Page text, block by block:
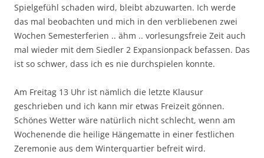
Spielgefühl schaden wird, bleibt abzuwarten. Ich werde
das mal beobachten und mich in den verbliebenen zwei
Wochen Semesterferien .. ähm .. vorlesungsfreie Zeit auch
mal wieder mit dem Siedler 2 Expansionpack befassen. Das
ist so schwer, dass ich es nie durchspielen konnte.
Am Freitag 13 Uhr ist nämlich die letzte Klausur
geschrieben und ich kann mir etwas Freizeit gönnen.
Schönes Wetter wäre natürlich nicht schlecht, wenn am
Wochenende die heilige Hängematte in einer festlichen
Zeremonie aus dem Winterquartier befreit wird.